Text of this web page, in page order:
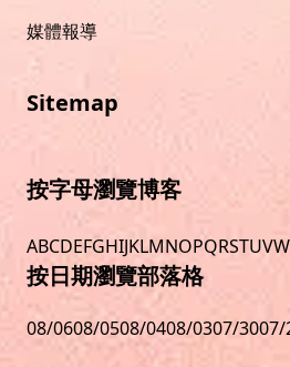
媒體報導
Sitemap
按字母瀏覽博客
ABCDEFGHIJKLMNOPQRSTUVW
按日期瀏覽部落格
08/0608/0508/0408/0307/3007/